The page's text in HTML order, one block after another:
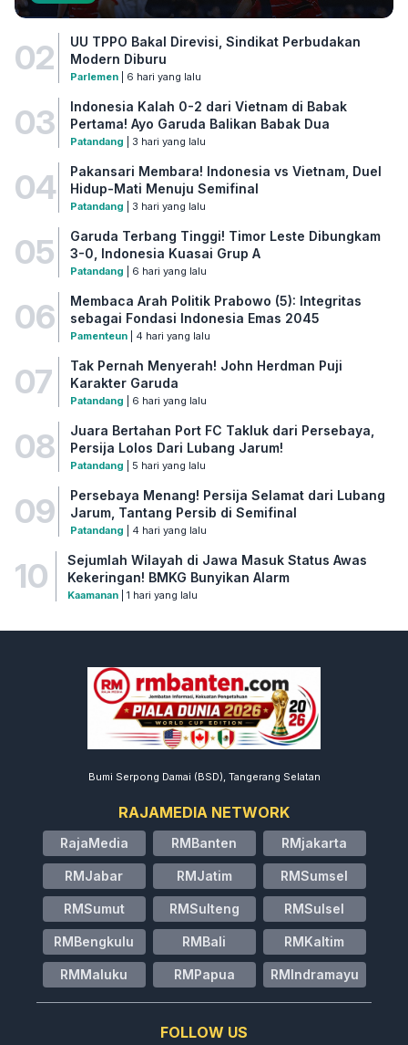
02
UU TPPO Bakal Direvisi, Sindikat Perbudakan
Modern Diburu
Parlemen| 6 hari yang lalu
03
Indonesia Kalah 0-2 dari Vietnam di Babak
Pertama! Ayo Garuda Balikan Babak Dua
Patandang | 3 hari yang lalu
04
Pakansari Membara! Indonesia vs Vietnam, Duel
Hidup-Mati Menuju Semifinal
Patandang | 3 hari yang lalu
05
Garuda Terbang Tinggi! Timor Leste Dibungkam
3-0, Indonesia Kuasai Grup A
Patandang | 6 hari yang lalu
06
Membaca Arah Politik Prabowo (5): Integritas
sebagai Fondasi Indonesia Emas 2045
Pamenteun| 4 hari yang lalu
07
Tak Pernah Menyerah! John Herdman Puji
Karakter Garuda
Patandang | 6 hari yang lalu
08
Juara Bertahan Port FC Takluk dari Persebaya,
Persija Lolos Dari Lubang Jarum!
Patandang | 5 hari yang lalu
09
Persebaya Menang! Persija Selamat dari Lubang
Jarum, Tantang Persib di Semifinal
Patandang | 4 hari yang lalu
10
Sejumlah Wilayah di Jawa Masuk Status Awas
Kekeringan! BMKG Bunyikan Alarm
Kaamanan| 1 hari yang lalu
Bumi Serpong Damai (BSD), Tangerang Selatan
RAJAMEDIA NETWORK
RajaMedia RMBanten RMjakarta
RMJabar RMJatim RMSumsel
RMSumut RMSulteng RMSulsel
RMBengkulu RMBali RMKaltim
RMMaluku RMPapua RMIndramayu
FOLLOW US